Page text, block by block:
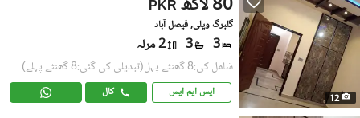
12
PKR 80 لاکھ
گلبرگ ویلی, فیصل آباد
3
3 2 مرلہ
شامل کی:8 گھنٹے پہل (تبدیلی کی گئی:8 گھنٹے پہلے)
ایس ایم ایس کال